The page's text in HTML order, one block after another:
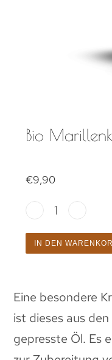
Bio
€9,90
IN DEN
Eine besondere
ist dieses aus
gepresste Öl. Es